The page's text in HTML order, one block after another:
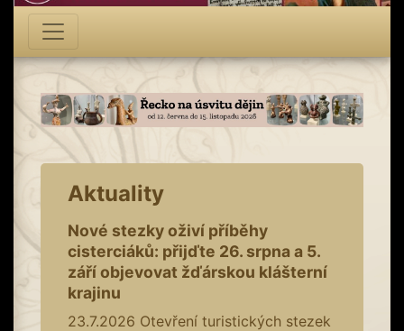
Aktuality
Nové stezky oživí příběhy
cisterciáků: přijďte 26. srpna a 5.
září objevovat žďárskou klášterní
krajinu
23.7.2026 Otevření turistických stezek